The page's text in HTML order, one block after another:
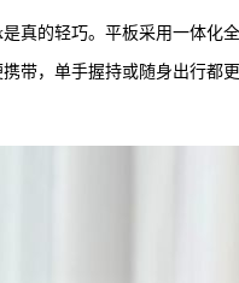
是真的轻巧。平板采用一体
携带，单手握持或随身出行